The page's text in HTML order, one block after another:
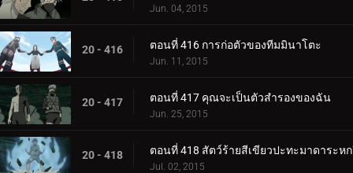
Jun. 04, 2015
20 - 416 ตอนที่ 416 การก่อตัวของทีมมินาโตะ
Jun. 11, 2015
20 - 417 ตอนที่ 417 คุณจะเป็นตัวสำรองของฉัน
Jun. 25, 2015
20 - 418 ตอนที่ 418 สัตว์ร้ายสีเขียวปะทะมาดาระห
Jul. 02, 2015